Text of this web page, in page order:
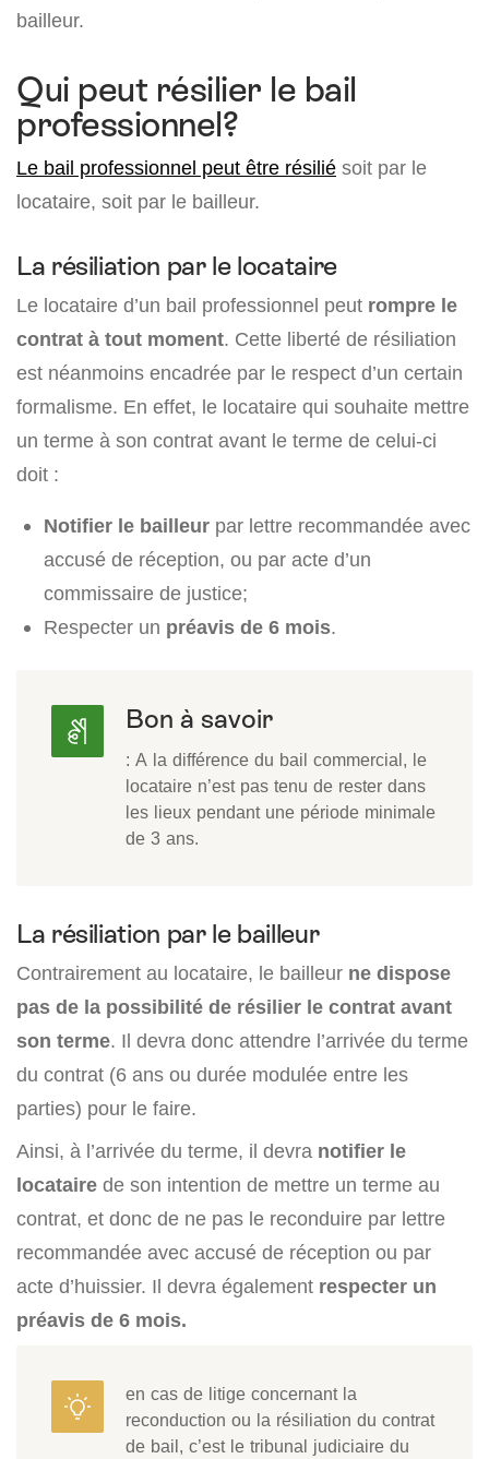
bailleur.
Qui peut résilier le bail
professionnel?
Le bail professionnel peut être résilié soit par le
locataire, soit par le bailleur.
La résiliation par le locataire
Le locataire d’un bail professionnel peut rompre le
contrat à tout moment. Cette liberté de résiliation
est néanmoins encadrée par le respect d’un certain
formalisme. En effet, le locataire qui souhaite mettre
un terme à son contrat avant le terme de celui-ci
doit :
Notifier le bailleur par lettre recommandée avec
accusé de réception, ou par acte d’un
commissaire de justice;
Respecter un préavis de 6 mois.
Bon à savoir
: A la différence du bail commercial, le
locataire n’est pas tenu de rester dans
les lieux pendant une période minimale
de 3 ans.
La résiliation par le bailleur
Contrairement au locataire, le bailleur ne dispose
pas de la possibilité de résilier le contrat avant
son terme. Il devra donc attendre l’arrivée du terme
du contrat (6 ans ou durée modulée entre les
parties) pour le faire.
Ainsi, à l’arrivée du terme, il devra notifier le
locataire de son intention de mettre un terme au
contrat, et donc de ne pas le reconduire par lettre
recommandée avec accusé de réception ou par
acte d’huissier. Il devra également respecter un
préavis de 6 mois.
en cas de litige concernant la
reconduction ou la résiliation du contrat
de bail, c’est le tribunal judiciaire du